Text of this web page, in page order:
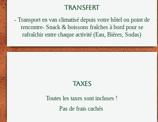
TRANSFERT
- Transport en van climatisé depuis votre hôtel ou point de
rencontre- Snack & boissons fraîches à bord pour se
rafraîchir entre chaque activité (Eau, Bières, Sodas)
TAXES
Toutes les taxes sont incluses !
Pas de frais cachés